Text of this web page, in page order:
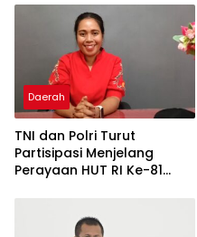
Daerah
TNI dan Polri Turut
Partisipasi Menjelang
Perayaan HUT RI Ke-81
Taebenu